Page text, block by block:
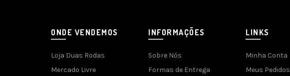
ONDE VENDEMOS
Loja Duas Rodas
Mercado Livre
INFORMAÇÕES
Sobre Nós
Formas de Entrega
LINKS
Minha Conta
Meus Pedidos